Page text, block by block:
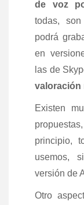
de voz
todas,
podrá
en
las de
valoración
Existen
principio,
usemos,
versión de
Otro